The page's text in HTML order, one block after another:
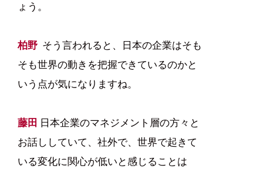
ょう。
柏野 そう言われると、日本の企業はそも
そも世界の動きを把握できているのかと
いう点が気になりますね。
藤田 日本企業のマネジメント層の方々と
お話ししていて、社外で、世界で起きて
いる変化に関心が低いと感じることは